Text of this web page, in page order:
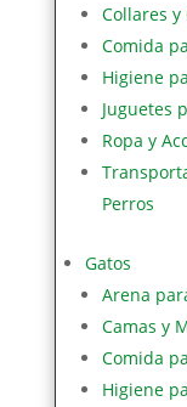
Collares y
Comida
Higiene
Juguetes
Ropa y
Perros
Gatos
Arena
Camas y
Comida
Higiene